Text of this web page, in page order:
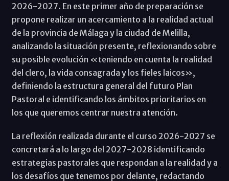
2026-2027. En este primer año de preparación se
propone realizar un acercamiento a la realidad actual
de la provincia de Málaga y la ciudad de Melilla,
analizando la situación presente, reflexionando sobre
su posible evolución «teniendo en cuenta la realidad
del clero, la vida consagrada y los fieles laicos»,
definiendo la estructura general del futuro Plan
Pastoral e identificando los ámbitos prioritarios en
los que queremos centrar nuestra atención.
La reflexión realizada durante el curso 2026-2027 se
concretará a lo largo del 2027-2028 identificando
estrategias pastorales que respondan a la realidad y a
los desafíos que tenemos por delante, redactando